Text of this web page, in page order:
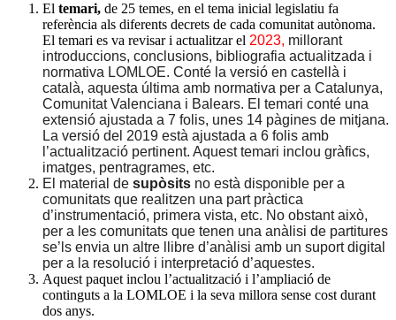
El temari, de 25 temes, en el tema inicial legislatiu fa
referència als diferents decrets de cada comunitat autònoma.
El temari es va revisar i actualitzar el 2023, millorant
introduccions, conclusions, bibliografia actualitzada i
normativa LOMLOE. Conté la versió en castellà i
català, aquesta última amb normativa per a Catalunya,
Comunitat Valenciana i Balears. El temari conté una
extensió ajustada a 7 folis, unes 14 pàgines de mitjana.
La versió del 2019 està ajustada a 6 folis amb
l’actualització pertinent. Aquest temari inclou gràfics,
imatges, pentragrames, etc.
El material de supòsits no està disponible per a
comunitats que realitzen una part pràctica
d’instrumentació, primera vista, etc. No obstant això,
per a les comunitats que tenen una anàlisi de partitures
se’ls envia un altre llibre d’anàlisi amb un suport digital
per a la resolució i interpretació d’aquestes.
Aquest paquet inclou l’actualització i l’ampliació de
continguts a la LOMLOE i la seva millora sense cost durant
dos anys.